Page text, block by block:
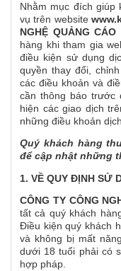
Nhằm mục đích giúp
vụ trên website
NGHỆ QUẢNG
hàng khi tham gia
điều kiện sử dụng
quyền thay đổi,
các điều khoản và
cần thông báo trước
hiện các giao dịch
những điều khoản
Quý khách hàng
để cập nhật những
1. VỀ QUY ĐỊNH SỬ
CÔNG TY CÔNG
tất cả quý khách
Điều kiện quý khách
và không bị mất
dưới 18 tuổi phải có
hợp pháp.